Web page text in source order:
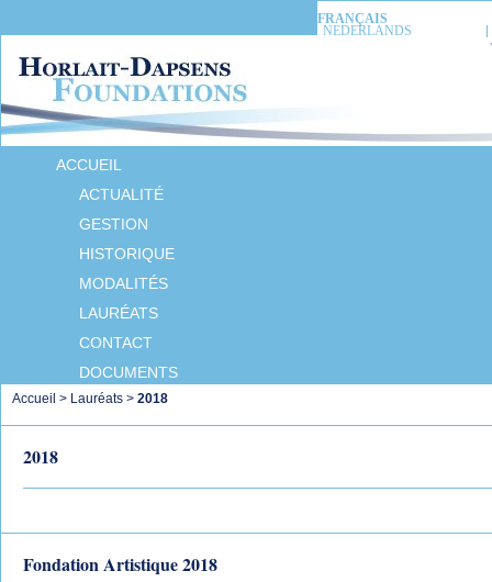
FRANÇAIS
NEDERLANDS
ACCUEIL
ACTUALITÉ
GESTION
HISTORIQUE
MODALITÉS
LAURÉATS
CONTACT
DOCUMENTS
Accueil > Lauréats > 2018
2018
Fondation Artistique 2018